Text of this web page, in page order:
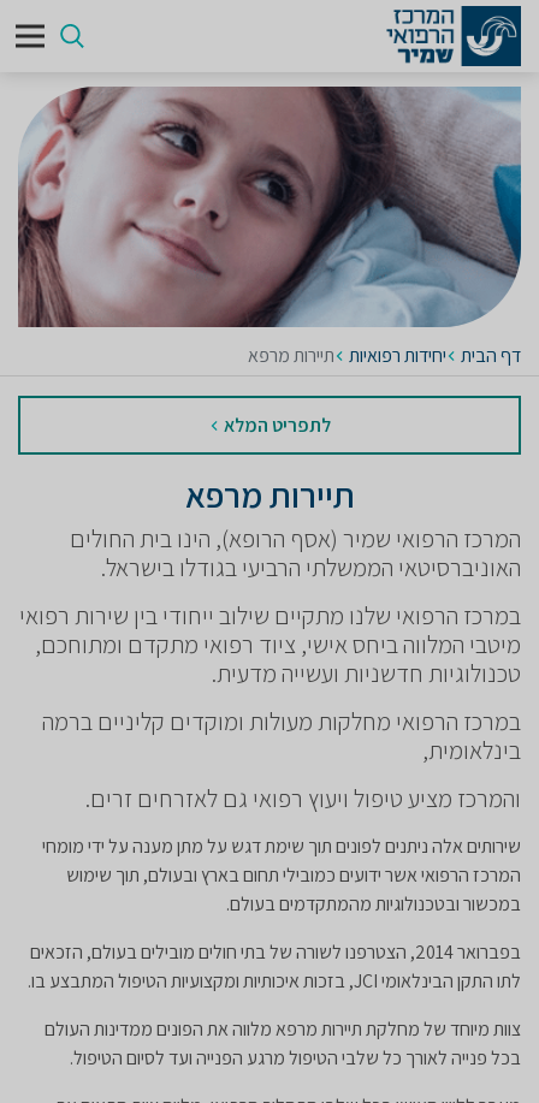
דף הבית יחידות רפואיות תיירות מרפא
לתפריט המלא
תיירות מרפא
המרכז הרפואי שמיר (אסף הרופא), הינו בית החולים
האוניברסיטאי הממשלתי הרביעי בגודלו בישראל.
במרכז הרפואי שלנו מתקיים שילוב ייחודי בין שירות רפואי
מיטבי המלווה ביחס אישי, ציוד רפואי מתקדם ומתוחכם,
טכנולוגיות חדשניות ועשייה מדעית.
במרכז הרפואי מחלקות מעולות ומוקדים קליניים ברמה
בינלאומית,
והמרכז מציע טיפול ויעוץ רפואי גם לאזרחים זרים.
שירותים אלה ניתנים לפונים תוך שימת דגש על מתן מענה על ידי מומחי
המרכז הרפואי אשר ידועים כמובילי תחום בארץ ובעולם, תוך שימוש
במכשור ובטכנולוגיות מהמתקדמים בעולם.
בפברואר 2014, הצטרפנו לשורה של בתי חולים מובילים בעולם, הזכאים
לתו התקן הבינלאומי JCI, בזכות איכותיות ומקצועיות הטיפול המתבצע בו.
צוות מיוחד של מחלקת תיירות מרפא מלווה את הפונים ממדינות העולם
בכל פנייה לאורך כל שלבי הטיפול מרגע הפנייה ועד לסיום הטיפול.